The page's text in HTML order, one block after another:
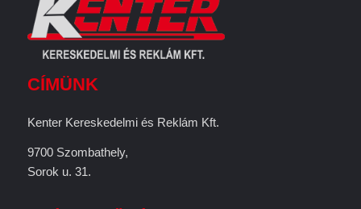
CÍMÜNK
Kenter Kereskedelmi és Reklám Kft.
9700 Szombathely,
Sorok u. 31.